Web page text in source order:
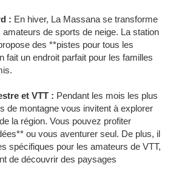
: En hiver, La Massana se transforme
de sports de neige. La station
des **pistes pour tous les
fait un endroit parfait pour les familles
et VTT : Pendant les mois les plus
de montagne vous invitent à explorer
la région. Vous pouvez profiter
ou vous aventurer seul. De plus, il
spécifiques pour les amateurs de VTT,
de découvrir des paysages